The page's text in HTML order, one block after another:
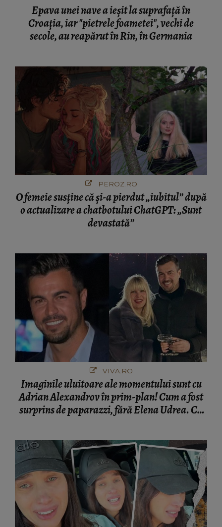
Epava unei nave a ieșit la suprafață în
Croația, iar "pietrele foametei", vechi de
secole, au reapărut în Rin, în Germania
PEROZ.RO
O femeie susține că și-a pierdut „iubitul” după
o actualizare a chatbotului ChatGPT: „Sunt
devastată”
VIVA.RO
Imaginile uluitoare ale momentului sunt cu
Adrian Alexandrov în prim-plan! Cum a fost
surprins de paparazzi, fără Elena Udrea. Cu